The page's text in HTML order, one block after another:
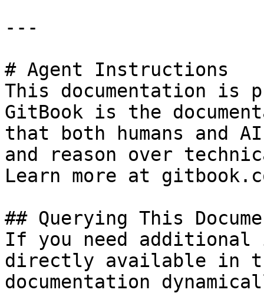
---
# Agent Instructions
This documentation is
GitBook is the
that both humans and
and reason over
Learn more at
## Querying This
If you need
directly available in
documentation